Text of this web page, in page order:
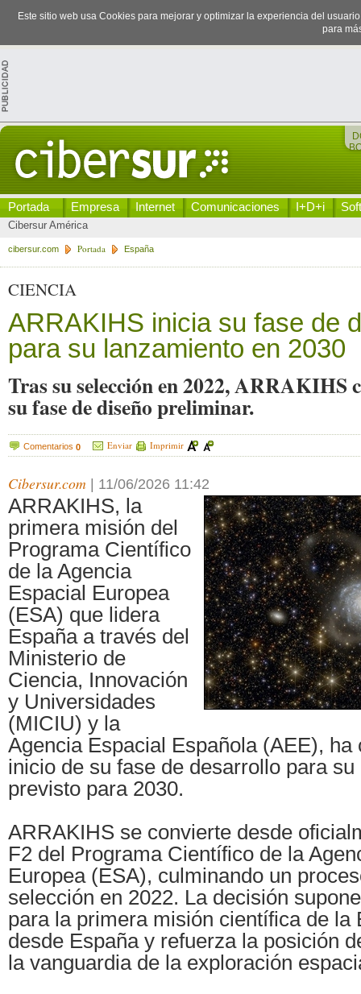
Este sitio web usa Cookies para mejorar y optimizar la experiencia del
para
Portada Empresa Internet Comunicaciones I+D+i
Cibersur América
cibersur.com Portada España
CIENCIA
ARRAKIHS inicia su fase de
para su lanzamiento en 2030
Tras su selección en 2022, ARRAKIHS
su fase de diseño preliminar.
Comentarios 0 Enviar Imprimir
Cibersur.com 11/06/2026 11:42
ARRAKIHS, la
primera misión del
Programa Científico
de la Agencia
Espacial Europea
(ESA) que lidera
España a través del
Ministerio de
Ciencia, Innovación
y Universidades
(MICIU) y la
Agencia Espacial Española (AEE), ha
inicio de su fase de desarrollo para
previsto para 2030.
ARRAKIHS se convierte desde
F2 del Programa Científico de la
Europea (ESA), culminando un
selección en 2022. La decisión
para la primera misión científica de la
desde España y refuerza la posición
la vanguardia de la exploración